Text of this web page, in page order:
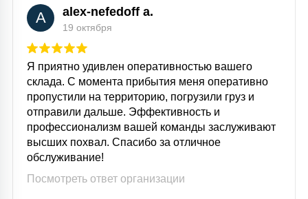
A alex-nefedoff a.
19 октября
Я приятно удивлен оперативностью вашего
склада. С момента прибытия меня оперативно
пропустили на территорию, погрузили груз и
отправили дальше. Эффективность и
профессионализм вашей команды заслуживают
высших похвал. Спасибо за отличное
обслуживание!
Посмотреть ответ организации